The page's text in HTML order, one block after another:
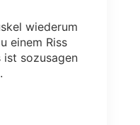
wiederum
einem Riss
ist sozusagen